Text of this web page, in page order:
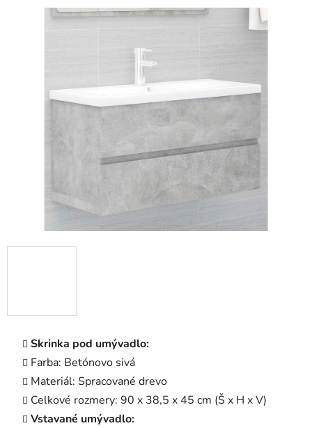
Skrinka pod umývadlo:
Farba: Betónovo sivá
Materiál: Spracované drevo
Celkové rozmery: 90 x 38,5 x 45 cm (Š x H x V)
Vstavané umývadlo:
produktu
hviezdičiek.